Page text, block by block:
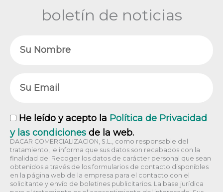
boletín de noticias
RGPD
He leído y acepto la Política de Privacidad
y las condiciones de la web.
DACAR COMERCIALIZACION, S.L., como responsable del
tratamiento, le informa que sus datos son recabados con la
finalidad de: Recoger los datos de carácter personal que sean
obtenidos a través de los formularios de contacto disponibles
en la página web de la empresa para el contacto con el
solicitante y envío de boletines publicitarios. La base jurídica